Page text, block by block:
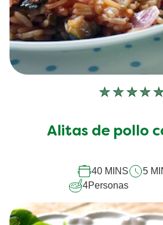
No
este
recipe
Alitas de pollo
40 MINS
5
4Personas